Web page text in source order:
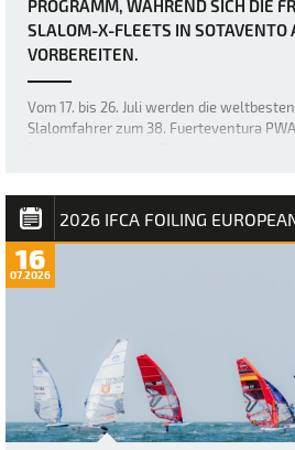
PROGRAMM, WÄHREND SICH DIE
SLALOM-X-FLEETS IN SOTAVENTO
VORBEREITEN.
Vom 17. bis 26. Juli werden die
Slalomfahrer zum 38. Fuerteventura
Frauen sowie die Weltmeistertitel i…
2026 IFCA FOILING
16
07.2026